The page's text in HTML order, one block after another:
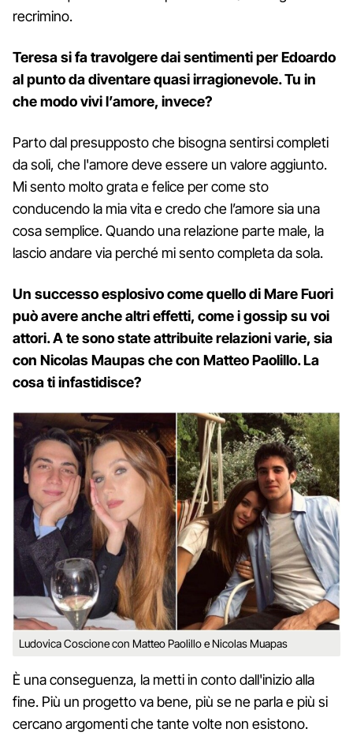
recrimino.
Teresa si fa travolgere dai sentimenti per Edoardo
al punto da diventare quasi irragionevole. Tu in
che modo vivi l’amore, invece?
Parto dal presupposto che bisogna sentirsi completi
da soli, che l'amore deve essere un valore aggiunto.
Mi sento molto grata e felice per come sto
conducendo la mia vita e credo che l’amore sia una
cosa semplice. Quando una relazione parte male, la
lascio andare via perché mi sento completa da sola.
Un successo esplosivo come quello di Mare Fuori
può avere anche altri effetti, come i gossip su voi
attori. A te sono state attribuite relazioni varie, sia
con Nicolas Maupas che con Matteo Paolillo. La
cosa ti infastidisce?
Ludovica Coscione con Matteo Paolillo e Nicolas Muapas
È una conseguenza, la metti in conto dall'inizio alla
fine. Più un progetto va bene, più se ne parla e più si
cercano argomenti che tante volte non esistono.